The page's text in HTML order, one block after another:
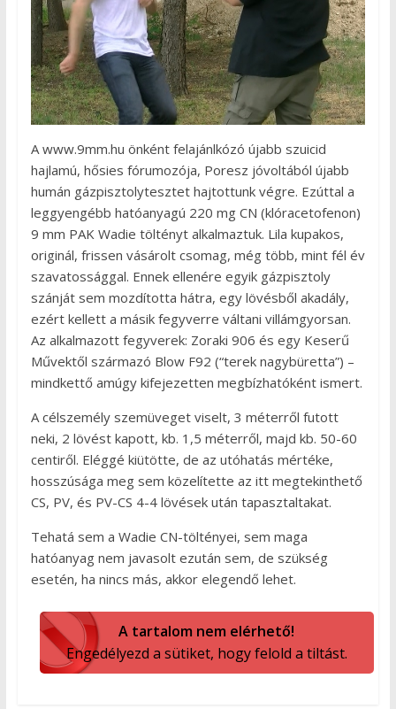
A www.9mm.hu önként felajánlkózó újabb szuicid
hajlamú, hősies fórumozója, Poresz jóvoltából újabb
humán gázpisztolytesztet hajtottunk végre. Ezúttal a
leggyengébb hatóanyagú 220 mg CN (klóracetofenon)
9 mm PAK Wadie töltényt alkalmaztuk. Lila kupakos,
originál, frissen vásárolt csomag, még több, mint fél év
szavatossággal. Ennek ellenére egyik gázpisztoly
szánját sem mozdította hátra, egy lövésből akadály,
ezért kellett a másik fegyverre váltani villámgyorsan.
Az alkalmazott fegyverek: Zoraki 906 és egy Keserű
Művektől származó Blow F92 (“terek nagybüretta”) –
mindkettő amúgy kifejezetten megbízhatóként ismert.
A célszemély szemüveget viselt, 3 méterről futott
neki, 2 lövést kapott, kb. 1,5 méterről, majd kb. 50-60
centiről. Eléggé kiütötte, de az utóhatás mértéke,
hosszúsága meg sem közelítette az itt megtekinthető
CS, PV, és PV-CS 4-4 lövések után tapasztaltakat.
Tehatá sem a Wadie CN-töltényei, sem maga
hatóanyag nem javasolt ezután sem, de szükség
esetén, ha nincs más, akkor elegendő lehet.
A tartalom nem elérhető!
Engedélyezd a sütiket, hogy felold a tiltást.